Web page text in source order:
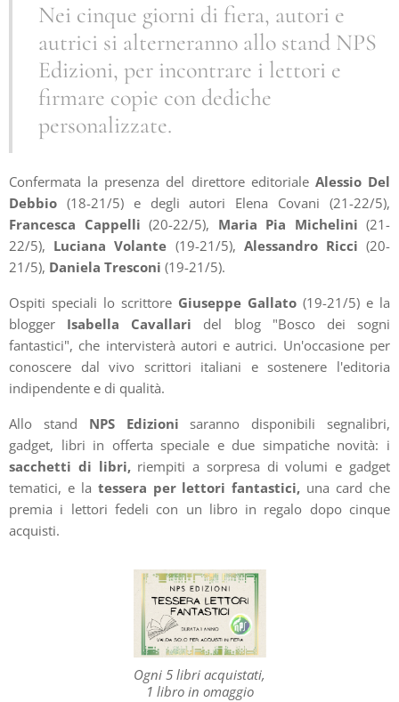
Nei cinque giorni di fiera, autori e
autrici si alterneranno allo stand NPS
Edizioni, per incontrare i lettori e
firmare copie con dediche
personalizzate.
Confermata la presenza del direttore editoriale Alessio Del
Debbio (18-21/5) e degli autori Elena Covani (21-22/5),
Francesca Cappelli (20-22/5), Maria Pia Michelini (21-
22/5), Luciana Volante (19-21/5), Alessandro Ricci(20-
21/5), Daniela Tresconi (19-21/5).
Ospiti speciali lo scrittore Giuseppe Gallato (19-21/5) e la
blogger Isabella Cavallari del blog "Bosco dei sogni
fantastici", che intervisterà autori e autrici. Un'occasione per
conoscere dal vivo scrittori italiani e sostenere l'editoria
indipendente e di qualità.
Allo stand NPS Edizioni saranno disponibili segnalibri,
gadget, libri in offerta speciale e due simpatiche novità: i
sacchetti di libri,riempiti a sorpresa di volumi e gadget
tematici, e la tessera per lettori fantastici, una card che
premia i lettori fedeli con un libro in regalo dopo cinque
acquisti.
Ogni 5 libri acquistati,
1 libro in omaggio